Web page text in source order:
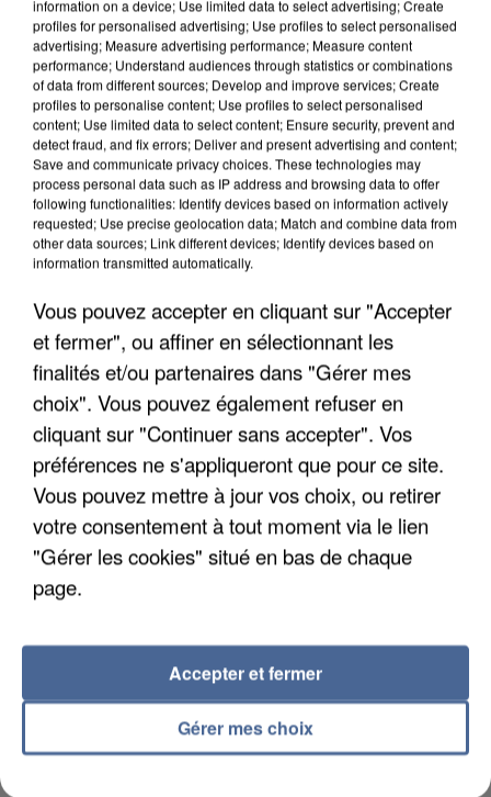
Votre message*
Taille maximum : 500 caractères
L'upload de fichier est limité à 2Mo pour les images et PDF et 5Mo pour les
audios.
Votre lettre de motivation
L'upload de fichier est limité à 2Mo pour les images et PDF et 5Mo pour les
audios.
Envoyer la candidature
information on a device; Use limited data to select advertising; Create
profiles for personalised advertising; Use profiles to select personalised
advertising; Measure advertising performance; Measure content
performance; Understand audiences through statistics or combinations
of data from different sources; Develop and improve services; Create
profiles to personalise content; Use profiles to select personalised
content; Use limited data to select content; Ensure security, prevent and
detect fraud, and fix errors; Deliver and present advertising and content;
Save and communicate privacy choices. These technologies may
process personal data such as IP address and browsing data to offer
following functionalities: Identify devices based on information actively
requested; Use precise geolocation data; Match and combine data from
other data sources; Link different devices; Identify devices based on
information transmitted automatically.
Vous pouvez accepter en cliquant sur "Accepter
et fermer", ou affiner en sélectionnant les
finalités et/ou partenaires dans "Gérer mes
choix". Vous pouvez également refuser en
cliquant sur "Continuer sans accepter". Vos
préférences ne s'appliqueront que pour ce site.
Vous pouvez mettre à jour vos choix, ou retirer
votre consentement à tout moment via le lien
"Gérer les cookies" situé en bas de chaque
page.
Gérer mes choix
Accepter et fermer